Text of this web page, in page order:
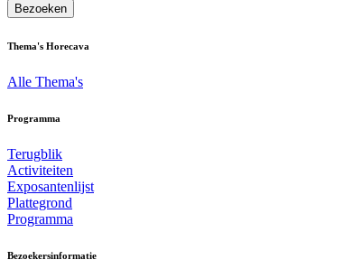
Bezoeken
Thema's Horecava
Alle Thema's
Programma
Terugblik
Activiteiten
Exposantenlijst
Plattegrond
Programma
Bezoekersinformatie